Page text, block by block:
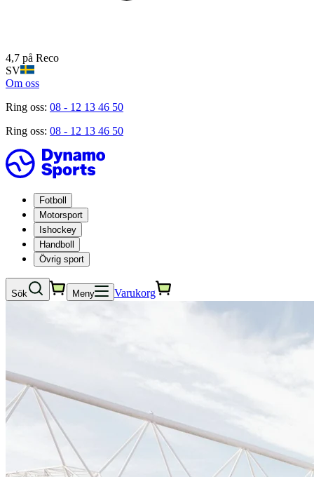
4,7 på Reco
SV
Om oss
Ring oss: 08 - 12 13 46 50
Ring oss: 08 - 12 13 46 50
Fotboll
Motorsport
Ishockey
Handboll
Övrig sport
Sök Meny Varukorg